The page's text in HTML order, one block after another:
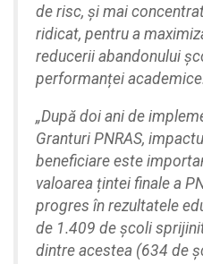
de risc, și mai
ridicat, pentru a
reducerii abandonului
performanței
„După doi ani de
Granturi PNRAS,
beneficiare este
valoarea țintei finale a
progres în rezultatele
de 1.409 de școli
dintre acestea (634 de